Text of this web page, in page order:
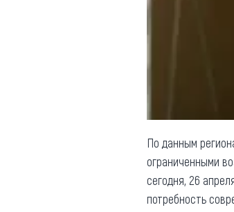
По данным
ограниченными
сегодня, 26
потребность